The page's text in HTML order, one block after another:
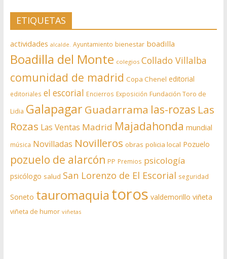
ETIQUETAS
actividades alcalde. Ayuntamiento bienestar boadilla
Boadilla del Monte colegios Collado Villalba
comunidad de madrid Copa Chenel editorial
editoriales el escorial Encierros Exposición Fundación Toro de
Lidia Galapagar Guadarrama las-rozas Las
Rozas Las Ventas Madrid Majadahonda mundial
música Novilladas Novilleros obras policia local Pozuelo
pozuelo de alarcón PP Premios psicología
psicólogo salud San Lorenzo de El Escorial seguridad
Soneto tauromaquia toros valdemorillo viñeta
viñeta de humor viñetas